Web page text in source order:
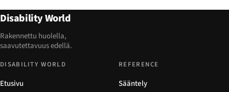
Disability World
Rakennettu huolella,
saavutettavuus edellä.
DISABILITY WORLD
Etusivu
REFERENCE
Sääntely